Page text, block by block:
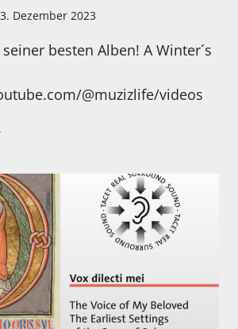
3. Dezember 2023
besten Alben! A Winter´s
@muzizlife/videos